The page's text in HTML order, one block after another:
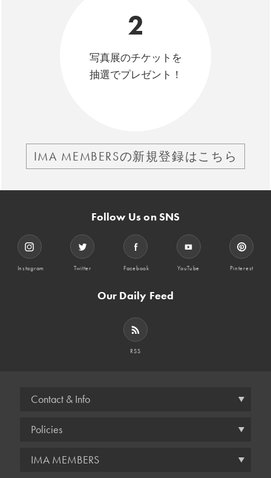
2
写真展のチケットを
抽選でプレゼント！
IMA MEMBERSの新規登録はこちら
Follow Us on SNS
Instagram Twitter Facebook YouTube Pinterest
Our Daily Feed
RSS
Contact & Info
Policies
IMA MEMBERS